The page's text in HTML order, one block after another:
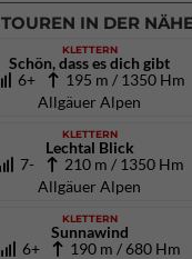
TOUREN IN DER
KLETTERN
Schön, dass es dich gibt
6+
195 m / 1350 Hm
Allgäuer Alpen
KLETTERN
Lechtal Blick
7- 210 m / 1350 Hm
Allgäuer Alpen
KLETTERN
Sunnawind
6+
190 m / 680 Hm